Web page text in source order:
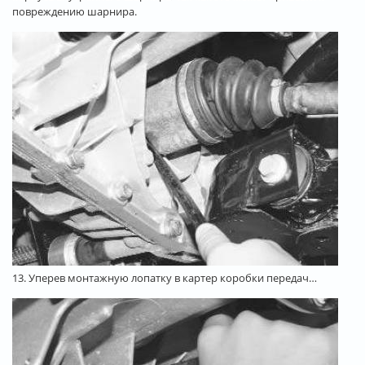
повреждению шарнира.
13. Уперев монтажную лопатку в картер коробки передач…